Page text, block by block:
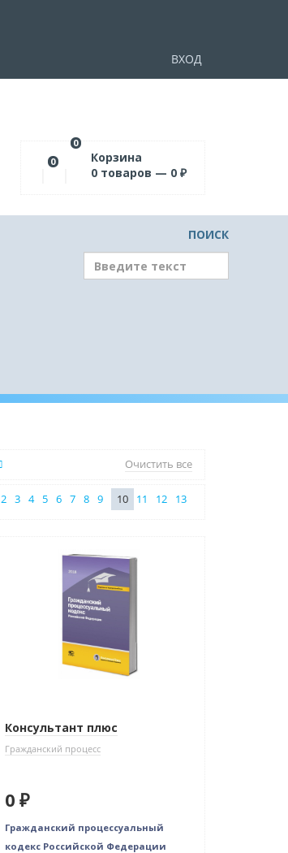
ВХОД
0
0
Корзина
0 товаров — 0 ₽
ПОИСК
Очистить все
2 3 4 5 6 7 8 9 10 11 12 13
Консультант плюс
Гражданский процесс
0 ₽
Гражданский процессуальный
кодекс Российской Федерации